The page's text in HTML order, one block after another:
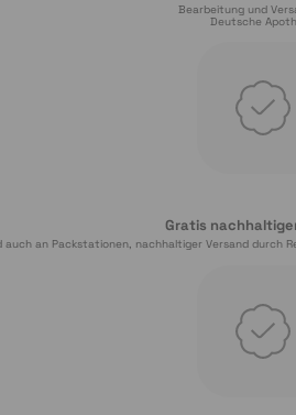
Bearbeitung und
Deutsche
Gratis
auch an Packstationen, nachhaltiger Versand durch